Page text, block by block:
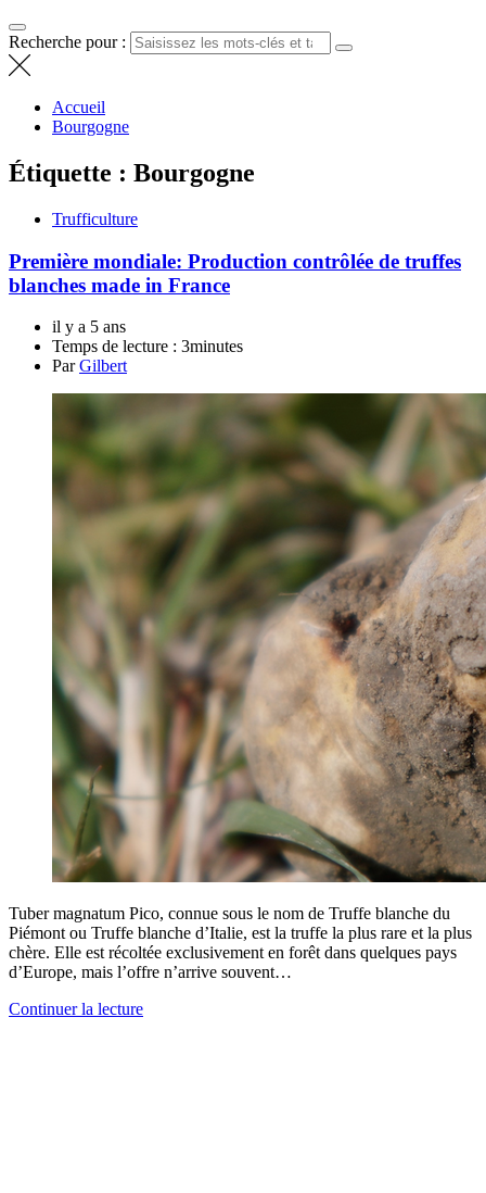
Recherche pour :
Accueil
Bourgogne
Étiquette : Bourgogne
Trufficulture
Première mondiale: Production contrôlée de truffes
blanches made in France
il y a 5 ans
Temps de lecture : 3minutes
ParGilbert
Tuber magnatum Pico, connue sous le nom de Truffe blanche du
Piémont ou Truffe blanche d’Italie, est la truffe la plus rare et la plus
chère. Elle est récoltée exclusivement en forêt dans quelques pays
d’Europe, mais l’offre n’arrive souvent…
Continuer la lecture